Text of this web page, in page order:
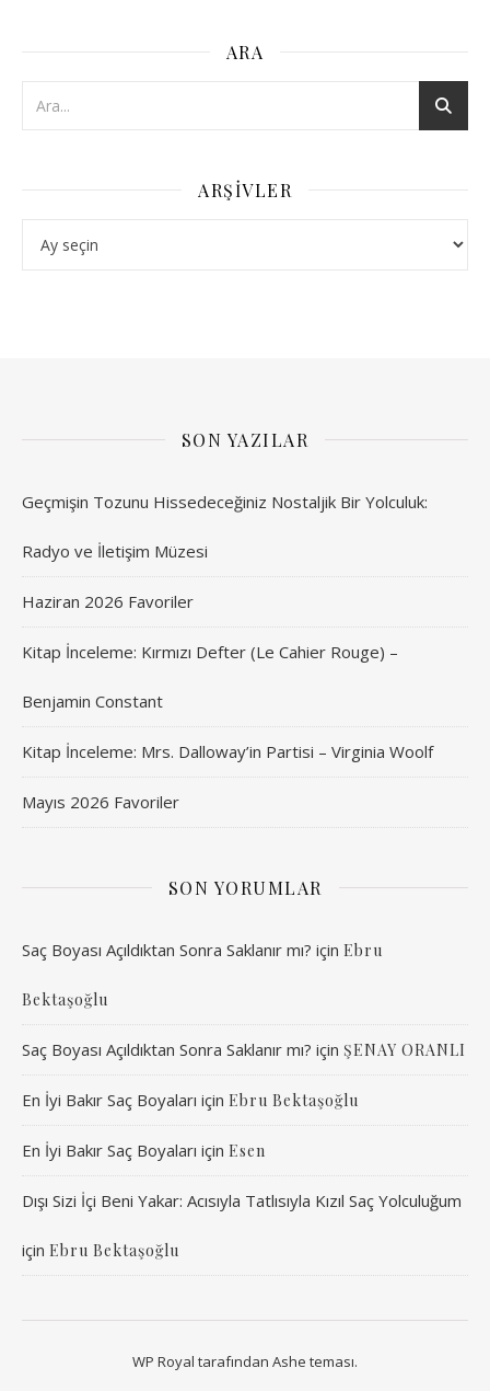
ARA
ARŞIVLER
SON YAZILAR
Geçmişin Tozunu Hissedeceğiniz Nostaljik Bir Yolculuk:
Radyo ve İletişim Müzesi
Haziran 2026 Favoriler
Kitap İnceleme: Kırmızı Defter (Le Cahier Rouge) –
Benjamin Constant
Kitap İnceleme: Mrs. Dalloway’in Partisi – Virginia Woolf
Mayıs 2026 Favoriler
SON YORUMLAR
Saç Boyası Açıldıktan Sonra Saklanır mı? için Ebru
Bektaşoğlu
Saç Boyası Açıldıktan Sonra Saklanır mı? için ŞENAY ORANLI
En İyi Bakır Saç Boyaları için Ebru Bektaşoğlu
En İyi Bakır Saç Boyaları için Esen
Dışı Sizi İçi Beni Yakar: Acısıyla Tatlısıyla Kızıl Saç Yolculuğum
için Ebru Bektaşoğlu
WP Royal tarafından Ashe teması.